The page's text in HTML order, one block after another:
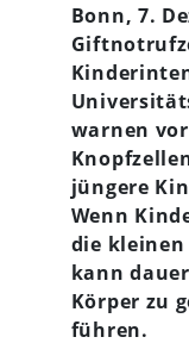
Bonn, 7.
warnen
jüngere
Wenn
die
kann
Körper zu
führen.